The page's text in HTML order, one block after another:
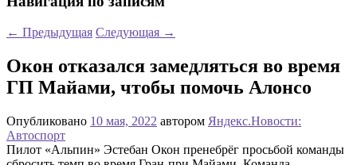
← Предыдущая Следующая →
Окон отказался замедляться во время
ГП Майами, чтобы помочь Алонсо
Опубликовано 10 мая, 2022 автором Яндекс.Новости:
Автоспорт
Пилот «Альпин» Эстебан Окон пренебрёг просьбой команды